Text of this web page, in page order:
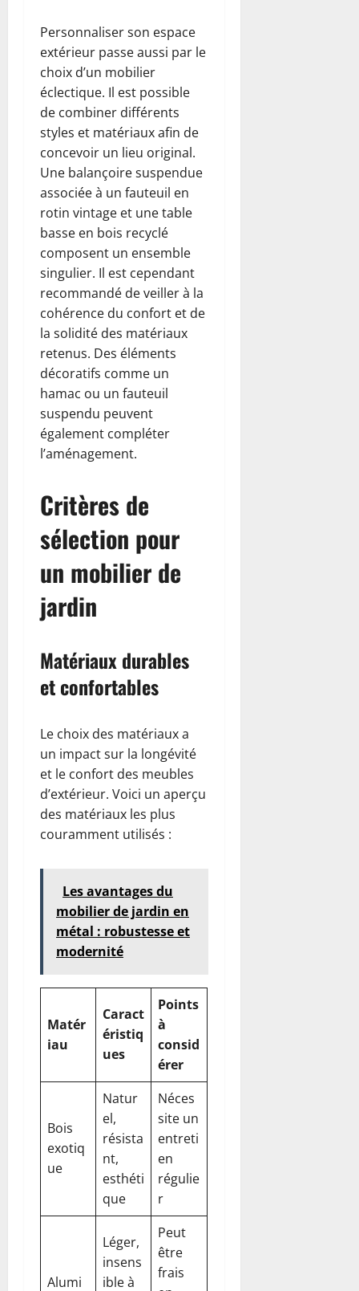
Personnaliser son espace
extérieur passe aussi par le
choix d’un mobilier
éclectique. Il est possible
de combiner différents
styles et matériaux afin de
concevoir un lieu original.
Une balançoire suspendue
associée à un fauteuil en
rotin vintage et une table
basse en bois recyclé
composent un ensemble
singulier. Il est cependant
recommandé de veiller à la
cohérence du confort et de
la solidité des matériaux
retenus. Des éléments
décoratifs comme un
hamac ou un fauteuil
suspendu peuvent
également compléter
l’aménagement.
Critères de
sélection pour
un mobilier de
jardin
Matériaux durables
et confortables
Le choix des matériaux a
un impact sur la longévité
et le confort des meubles
d’extérieur. Voici un aperçu
des matériaux les plus
couramment utilisés :
Les avantages du
mobilier de jardin en
métal : robustesse et
modernité
Matér
iau
Caract
éristiq
ues
Points
à
consid
érer
Bois
exotiq
ue
Natur
el,
résista
nt,
esthéti
que
Néces
site un
entreti
en
régulie
r
Alumi
Léger,
insens
ible à
Peut
être
frais